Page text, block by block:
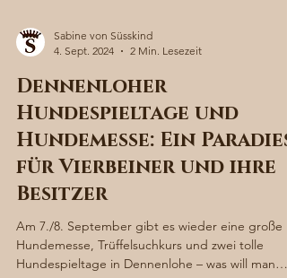
4. Sept. 2024
2 Min. Lesezeit
Dennenloher
Hundespieltage und
Hundemesse: Ein Paradies
für Vierbeiner und ihre
Besitzer
Am 7./8. September gibt es wieder eine große